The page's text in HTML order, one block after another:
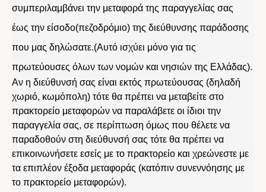
συμπεριλαμβάνει την μεταφορά της παραγγελίας σας
έως την είσοδο(πεζοδρόμιο) της διεύθυνσης παράδοσης
που μας δηλώσατε.(Αυτό ισχύει μόνο για τις
πρωτεύουσες όλων των νομών και νησιών της Ελλάδας).
Αν η διεύθυνσή σας είναι εκτός πρωτεύουσας (δηλαδή
χωριό, κωμόπολη) τότε θα πρέπει να μεταβείτε στο
πρακτορείο μεταφορών να παραλάβετε οι ίδιοι την
παραγγελία σας, σε περίπτωση όμως που θέλετε να
παραδοθούν στη διεύθυνσή σας τότε θα πρέπει να
επικοινωνήσετε εσείς με το πρακτορείο και χρεώνεστε με
τα επιπλέον έξοδα μεταφοράς (κατόπιν συνεννόησης με
το πρακτορείο μεταφορών).